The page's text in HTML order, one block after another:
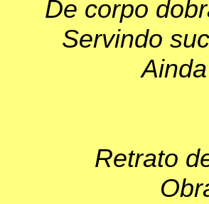
De corpo
Servindo
Retrato